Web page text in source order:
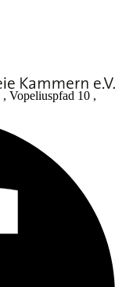
, Vopeliuspfad 10 ,